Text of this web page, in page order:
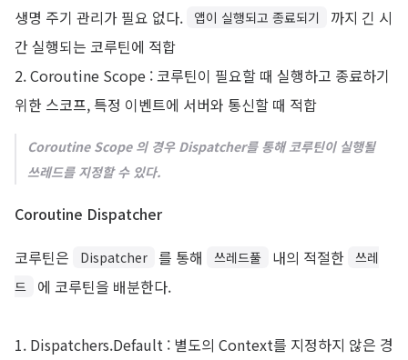
생명 주기 관리가 필요 없다.
앱이 실행되고 종료되기
까지 긴 시
간 실행되는 코루틴에 적합
2. Coroutine Scope : 코루틴이 필요할 때 실행하고 종료하기
위한 스코프, 특정 이벤트에 서버와 통신할 때 적합
Coroutine Scope 의 경우 Dispatcher를 통해 코루틴이 실행될
쓰레드를 지정할 수 있다.
Coroutine Dispatcher
코루틴은
Dispatcher 를 통해 쓰레드풀 내의 적절한 쓰레
드
에 코루틴을 배분한다.
1. Dispatchers.Default : 별도의 Context를 지정하지 않은 경